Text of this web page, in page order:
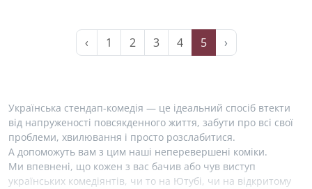
‹ 1 2 3 4 5 ›
Українська стендап-комедія — це ідеальний спосіб втекти
від напруженості повсякденного життя, забути про всі свої
проблеми, хвилювання і просто розслабитися.
А допоможуть вам з цим наші неперевершені коміки.
Ми впевнені, що кожен з вас бачив або чув виступ
українських комедіянтів, чи то на Ютубі, чи на відкритому